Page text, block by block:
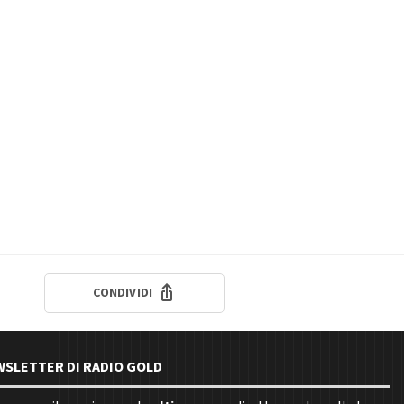
CONDIVIDI
DI RADIO GOLD